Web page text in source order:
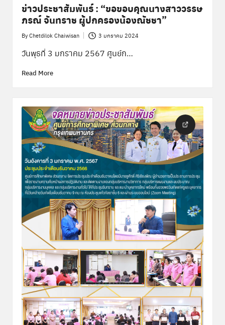
ข่าวประชาสัมพันธ์ : “ขอขอบคุณนางสาววรรษ
ภรณ์ จันทราช ผู้ปกครองน้องณัชชา”
Posted
by
ByChetdilok Chaiwisan 3 มกราคม 2024
วันพุธที่ 3 มกราคม 2567 ศูนย์ก…
Read More